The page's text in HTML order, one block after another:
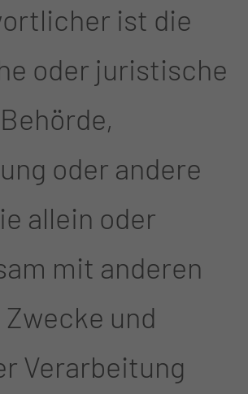
ist die
oder juristische
oder andere
allein oder
mit anderen
und
Verarbeitung